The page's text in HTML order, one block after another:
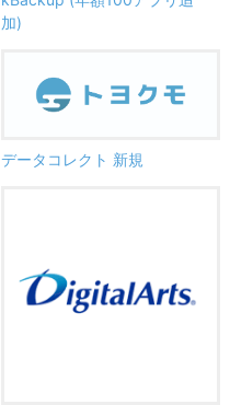
加)
データコレクト 新規